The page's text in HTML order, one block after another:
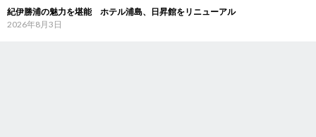
紀伊勝浦の魅力を堪能 ホテル浦島、日昇館をリニューアル
2026年8月3日